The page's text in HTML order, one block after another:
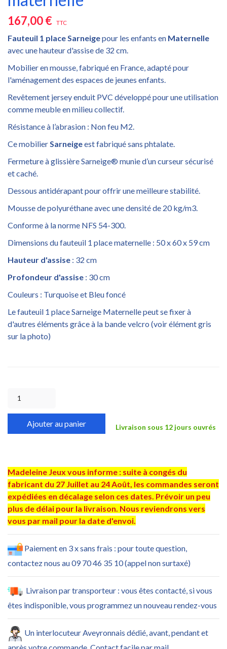
167,00 € TTC
Fauteuil 1 place Sarneigepour les enfants en Maternelle
avec une hauteur d'assise de 32 cm.
Mobilier en mousse, fabriqué en France, adapté pour
l'aménagement des espaces de jeunes enfants.
Revêtement jersey enduit PVC développé pour une utilisation
comme meuble en milieu collectif.
Résistance à l’abrasion : Non feu M2.
Ce mobilierSarneigeest fabriqué sans phtalate.
Fermeture à glissière Sarneige® munie d’un curseur sécurisé
et caché.
Dessous antidérapant pour offrir une meilleure stabilité.
Mousse de polyuréthane avec une densité de 20 kg/m3.
Conforme à la norme NFS 54-300.
Dimensions du fauteuil 1 place maternelle : 50 x 60 x 59 cm
Hauteur d'assise : 32 cm
Profondeur d'assise : 30 cm
Couleurs : Turquoise et Bleu foncé
Le fauteuil 1 place Sarneige Maternelle peut se fixer à
d'autres éléments grâce à la bande velcro (voir élément gris
sur la photo)
Ajouter au panier Livraison sous 12 jours ouvrés
Madeleine Jeux vous informe : suite à congés du
fabricant du 27 Juillet au 24 Août, les commandes seront
expédiées en décalage selon ces dates. Prévoir un peu
plus de délai pour la livraison. Nous reviendrons vers
vous par mail pour la date d'envoi.
Paiement en 3 x sans frais : pour toute question,
contactez nous au 09 70 46 35 10 (appel non surtaxé)
Livraison par transporteur : vous êtes contacté, si vous
êtes indisponible, vous programmez un nouveau rendez-vous
Un interlocuteur Aveyronnais dédié, avant, pendant et